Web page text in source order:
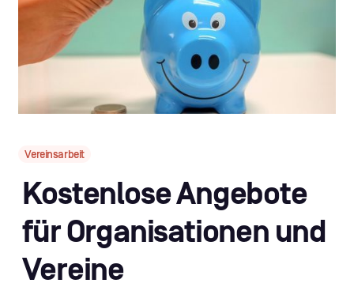
Vereinsarbeit
Kostenlose Angebote
für Organisationen und
Vereine